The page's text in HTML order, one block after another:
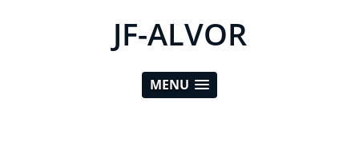
JF-ALVOR
MENU